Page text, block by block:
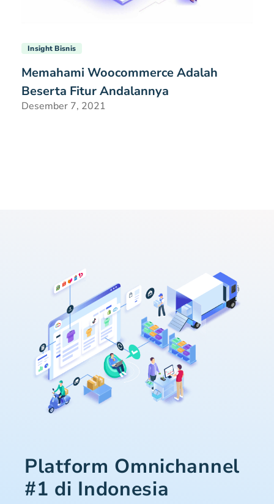
Insight Bisnis
Memahami Woocommerce Adalah
Beserta Fitur Andalannya
Desember 7, 2021
Platform Omnichannel
#1 di Indonesia